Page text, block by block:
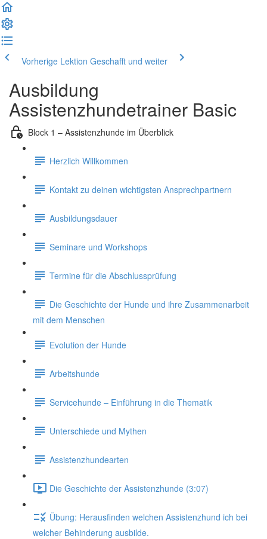
Vorherige Lektion Geschafft und weiter
Ausbildung
Assistenzhundetrainer Basic
Block 1 – Assistenzhunde im Überblick
Herzlich Willkommen
Kontakt zu deinen wichtigsten Ansprechpartnern
Ausbildungsdauer
Seminare und Workshops
Termine für die Abschlussprüfung
Die Geschichte der Hunde und ihre Zusammenarbeit
mit dem Menschen
Evolution der Hunde
Arbeitshunde
Servicehunde – Einführung in die Thematik
Unterschiede und Mythen
Assistenzhundearten
Die Geschichte der Assistenzhunde (3:07)
Übung: Herausfinden welchen Assistenzhund ich bei
welcher Behinderung ausbilde.